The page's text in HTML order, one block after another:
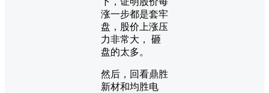
涨一步都是套牢
盘，股价上涨压
力非常大， 砸
盘的太多。
然后，回看鼎胜
新材和均胜电